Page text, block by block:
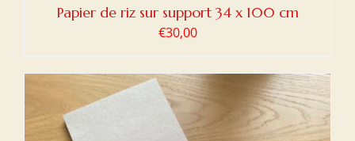
Papier de riz sur support 34 x 100 cm
€30,00